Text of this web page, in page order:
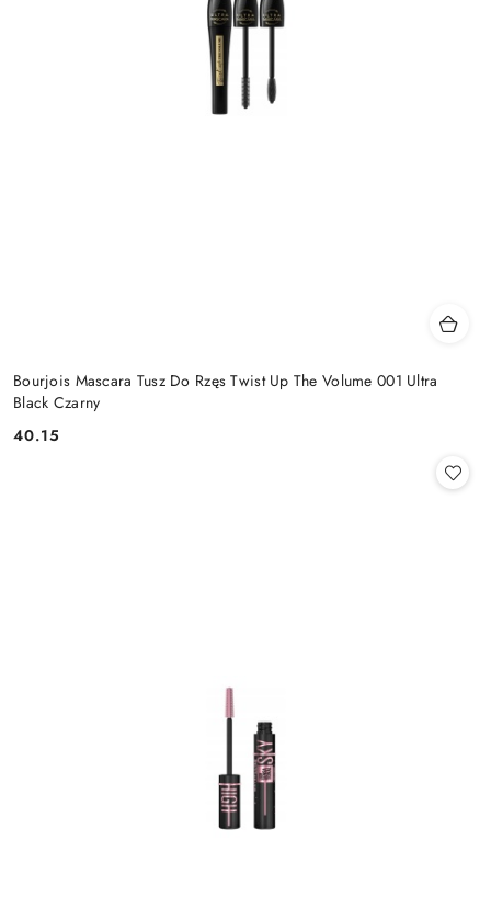
Bourjois Mascara Tusz Do Rzęs Twist Up The Volume 001 Ultra
Black Czarny
Cena:
40.15